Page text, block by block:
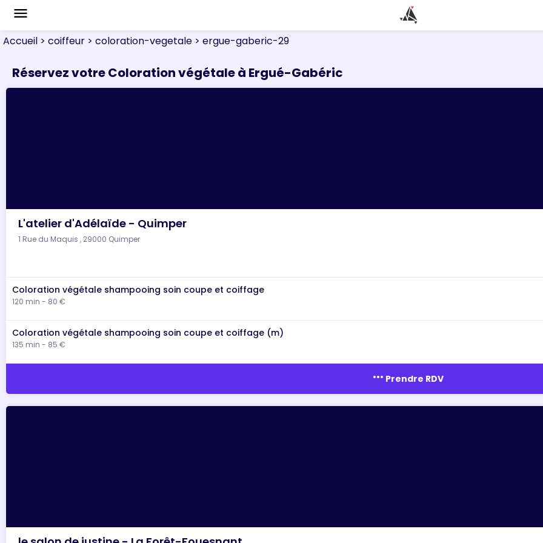
menu
Accueil > coiffeur > coloration-vegetale > ergue-gaberic-29
Réservez votre Coloration végétale à Ergué-Gabéric
L'atelier d'Adélaïde - Quimper
1 Rue du Maquis , 29000 Quimper
Coloration végétale shampooing soin coupe et coiffage
120 min - 80 €
Coloration végétale shampooing soin coupe et coiffage (m)
135 min - 85 €
more_horiz Prendre RDV